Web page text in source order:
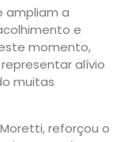
ampliam a
e
momento,
alívio
muitas
reforçou o